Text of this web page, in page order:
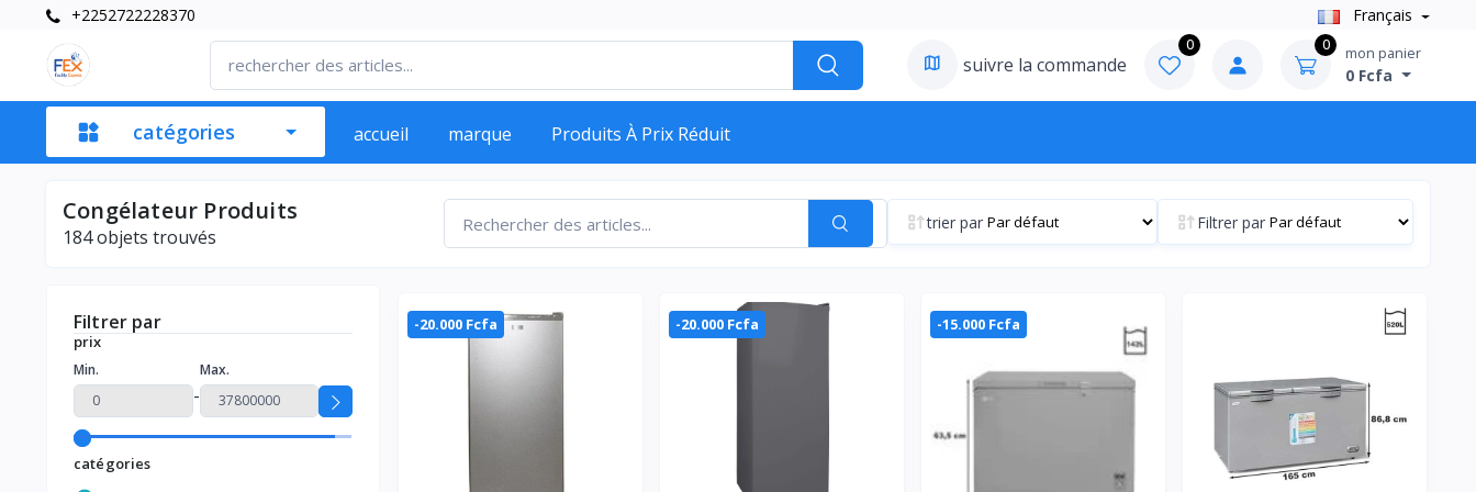
+2252722228370 Français
suivre la commande
0 0 mon panier
0 Fcfa
catégories accueil marque Produits À Prix Réduit
Congélateur Produits
184objets trouvés
trier par Filtrer par
Filtrer par
prix
Min.
-
Max.
catégories
-20.000 Fcfa -20.000 Fcfa -15.000 Fcfa